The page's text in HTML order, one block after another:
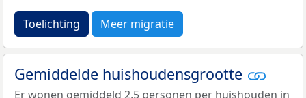
Toelichting Meer migratie
Gemiddelde huishoudensgrootte
Er wonen gemiddeld 2,5 personen per huishouden in